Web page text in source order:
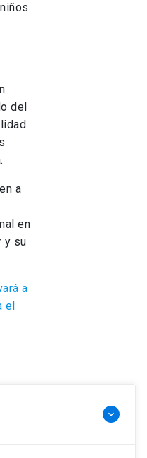
del
a
en
y su
a
el
keyboard_arrow_down